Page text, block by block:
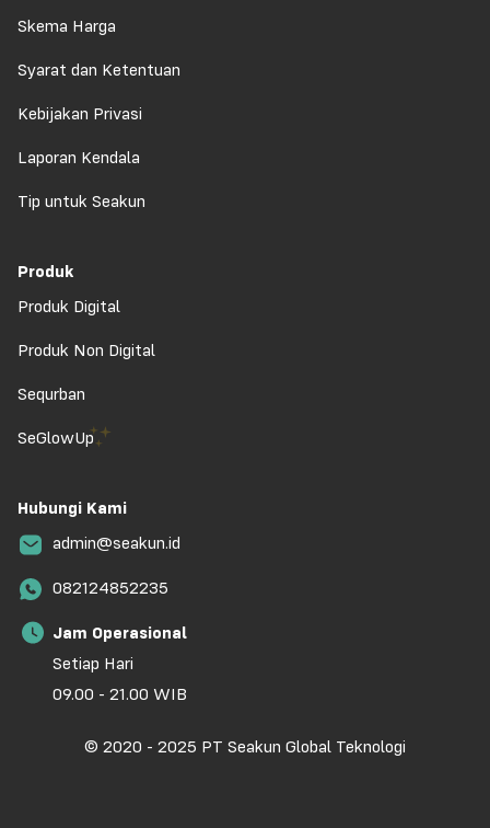
Skema Harga
Syarat dan Ketentuan
Kebijakan Privasi
Laporan Kendala
Tip untuk Seakun
Produk
Produk Digital
Produk Non Digital
Sequrban
SeGlowUp
Hubungi Kami
admin@seakun.id
082124852235
Jam Operasional
Setiap Hari
09.00 - 21.00 WIB
© 2020 - 2025 PT Seakun Global Teknologi